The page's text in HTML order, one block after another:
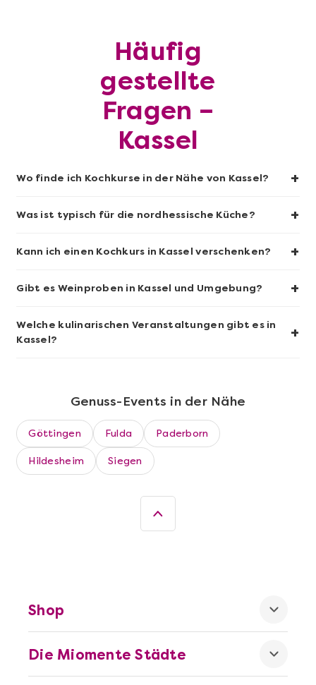
Sushi-Kochkurs@Home
Mehr anzeigen
Wein- & Käse-Genuss@Home für 2
Häufig
gestellte
Fragen –
Kassel
Wo finde ich Kochkurse in der Nähe von Kassel? +
Was ist typisch für die nordhessische Küche? +
Kann ich einen Kochkurs in Kassel verschenken? +
Gibt es Weinproben in Kassel und Umgebung? +
Welche kulinarischen Veranstaltungen gibt es in
Kassel?
+
Genuss-Events in der Nähe
Göttingen Fulda Paderborn
Hildesheim Siegen
Die Miomente Städte
Shop